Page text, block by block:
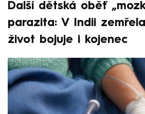
Další dětská oběť
parazita: V Indii
život bojuje i kojenec